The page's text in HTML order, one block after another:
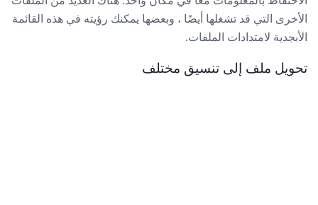
الأخرى التي قد تشغلها أيضًا ، وبعضها يمكنك رؤيته في هذه القائمة
الأبجدية لامتدادات الملفات.
تحويل ملف إلى تنسيق مختلف